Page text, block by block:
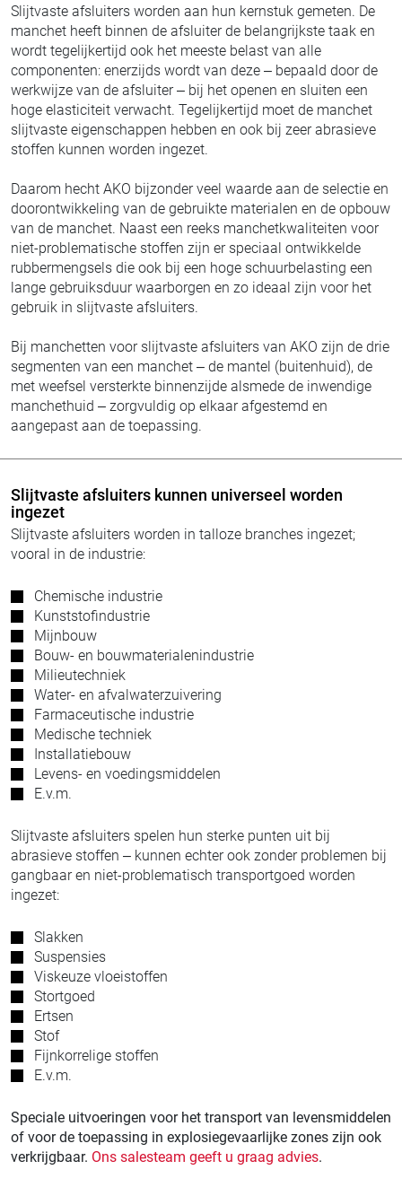
Slijtvaste afsluiters worden aan hun kernstuk gemeten. De
manchet heeft binnen de afsluiter de belangrijkste taak en
wordt tegelijkertijd ook het meeste belast van alle
componenten: enerzijds wordt van deze – bepaald door de
werkwijze van de afsluiter – bij het openen en sluiten een
hoge elasticiteit verwacht. Tegelijkertijd moet de manchet
slijtvaste eigenschappen hebben en ook bij zeer abrasieve
stoffen kunnen worden ingezet.
Daarom hecht AKO bijzonder veel waarde aan de selectie en
doorontwikkeling van de gebruikte materialen en de opbouw
van de manchet. Naast een reeks manchetkwaliteiten voor
niet-problematische stoffen zijn er speciaal ontwikkelde
rubbermengsels die ook bij een hoge schuurbelasting een
lange gebruiksduur waarborgen en zo ideaal zijn voor het
gebruik in slijtvaste afsluiters.
Bij manchetten voor slijtvaste afsluiters van AKO zijn de drie
segmenten van een manchet – de mantel (buitenhuid), de
met weefsel versterkte binnenzijde alsmede de inwendige
manchethuid – zorgvuldig op elkaar afgestemd en
aangepast aan de toepassing.
Slijtvaste afsluiters kunnen universeel worden
ingezet
Slijtvaste afsluiters worden in talloze branches ingezet;
vooral in de industrie:
Chemische industrie
Kunststofindustrie
Mijnbouw
Bouw- en bouwmaterialenindustrie
Milieutechniek
Water- en afvalwaterzuivering
Farmaceutische industrie
Medische techniek
Installatiebouw
Levens- en voedingsmiddelen
E.v.m.
Slijtvaste afsluiters spelen hun sterke punten uit bij
abrasieve stoffen – kunnen echter ook zonder problemen bij
gangbaar en niet-problematisch transportgoed worden
ingezet:
Slakken
Suspensies
Viskeuze vloeistoffen
Stortgoed
Ertsen
Stof
Fijnkorrelige stoffen
E.v.m.
Speciale uitvoeringen voor het transport van levensmiddelen
of voor de toepassing in explosiegevaarlijke zones zijn ook
verkrijgbaar. Ons salesteam geeft u graag advies.